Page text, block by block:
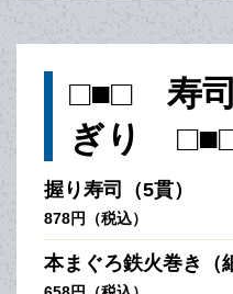
□■□ 寿司
ぎり
握り寿司（5貫）
878円（税込）
本まぐろ鉄火巻き（